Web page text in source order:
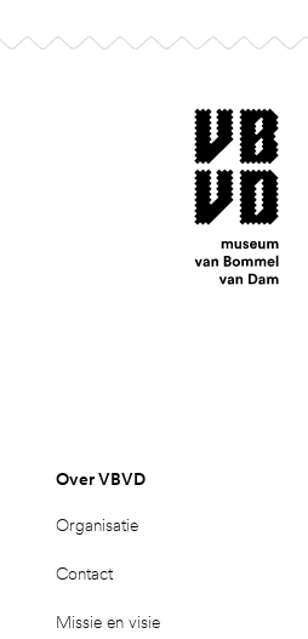
museum van
Over VBVD
Organisatie
Contact
Missie en visie